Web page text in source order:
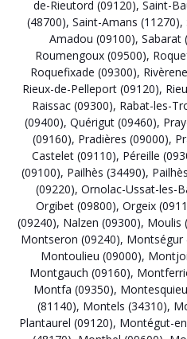
de-Rieutord (09120), Saint-
(48700), Saint-Amans (11270),
Amadou (09100), Sabarat
Roumengoux (09500),
Roquefixade (09300),
Rieux-de-Pelleport (09120),
Raissac (09300), Rabat-les-
(09400), Quérigut (09460),
(09160), Pradières (09000),
Castelet (09110), Péreille
(09100), Pailhès (34490),
(09220), Ornolac-Ussat-les-
Orgibet (09800), Orgeix
(09240), Nalzen (09300), Moulis
Montseron (09240), Montségur
Montoulieu (09000),
Montgauch (09160),
Montfa (09350),
(81140), Montels (34310),
Plantaurel (09120), Montégut-